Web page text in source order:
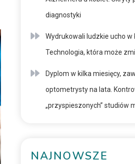
diagnostyki
Wydrukowali ludzkie ucho w
Technologia, która może
Dyplom w kilka miesięcy,
optometrysty na lata.
„przyspieszonych” studiów
NAJNOWSZE